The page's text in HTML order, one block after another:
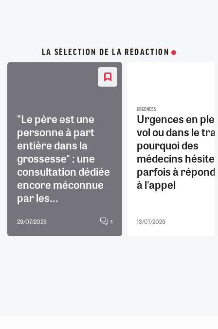
LA SÉLECTION DE LA RÉDACTION
"Le père est une
personne à part
entière dans la
grossesse" : une
consultation dédiée
encore méconnue
par les...
29/07/2026 8
URGENCES
Urgences en
vol ou dans le
pourquoi des
médecins
parfois à
à l'appel
13/07/2026